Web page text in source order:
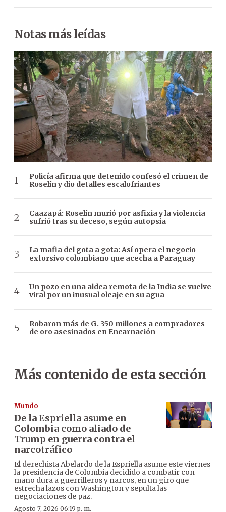
Notas más leídas
Policía afirma que detenido confesó el crimen de
Roselín y dio detalles escalofriantes
Caazapá: Roselín murió por asfixia y la violencia
sufrió tras su deceso, según autopsia
La mafia del gota a gota: Así opera el negocio
extorsivo colombiano que acecha a Paraguay
Un pozo en una aldea remota de la India se vuelve
viral por un inusual oleaje en su agua
Robaron más de G. 350 millones a compradores
de oro asesinados en Encarnación
Más contenido de esta sección
Mundo
De la Espriella asume en
Colombia como aliado de
Trump en guerra contra el
narcotráfico
El derechista Abelardo de la Espriella asume este viernes
la presidencia de Colombia decidido a combatir con
mano dura a guerrilleros y narcos, en un giro que
estrecha lazos con Washington y sepulta las
negociaciones de paz.
Agosto 7, 2026 06:19 p. m.